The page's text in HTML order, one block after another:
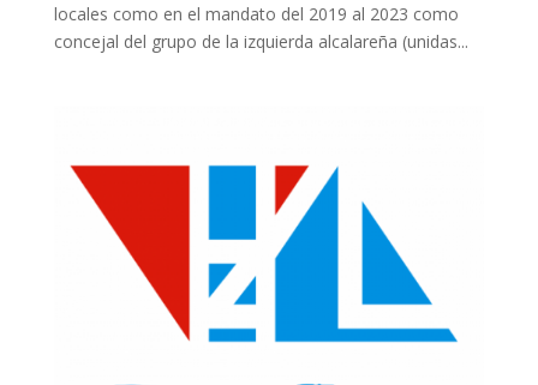
locales como en el mandato del 2019 al 2023 como
concejal del grupo de la izquierda alcalareña (unidas...